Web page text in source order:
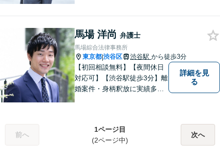
馬場 洋尚 弁護士
馬場綜合法律事務所
東京都|渋谷区 渋谷駅 から徒歩3分
【初回相談無料】【夜間休日
対応可】【渋谷駅徒歩3分】離
婚案件・身柄釈放に実績多数
かりと向き合い、迅速に粘り
強くより良い解決を目指しま
詳細を見
る
前へ
1ページ目
(2ページ中)
次へ